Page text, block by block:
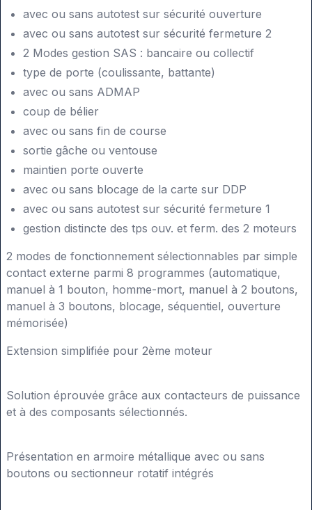
avec ou sans autotest sur sécurité ouverture
avec ou sans autotest sur sécurité fermeture 2
2 Modes gestion SAS : bancaire ou collectif
type de porte (coulissante, battante)
avec ou sans ADMAP
coup de bélier
avec ou sans fin de course
sortie gâche ou ventouse
maintien porte ouverte
avec ou sans blocage de la carte sur DDP
avec ou sans autotest sur sécurité fermeture 1
gestion distincte des tps ouv. et ferm. des 2 moteurs
2 modes de fonctionnement sélectionnables par simple
contact externe parmi 8 programmes (automatique,
manuel à 1 bouton, homme-mort, manuel à 2 boutons,
manuel à 3 boutons, blocage, séquentiel, ouverture
mémorisée)
Extension simplifiée pour 2ème moteur
Solution éprouvée grâce aux contacteurs de puissance
et à des composants sélectionnés.
Présentation en armoire métallique avec ou sans
boutons ou sectionneur rotatif intégrés